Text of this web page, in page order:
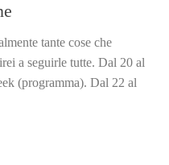
tante cose che
a seguirle tutte. Dal 20 al
(programma). Dal 22 al